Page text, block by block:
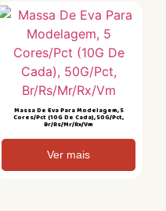
Massa De Eva Para Modelagem, 5
Cores/Pct (10G De Cada), 50G/Pct,
Br/Rs/Mr/Rx/Vm
Ver mais